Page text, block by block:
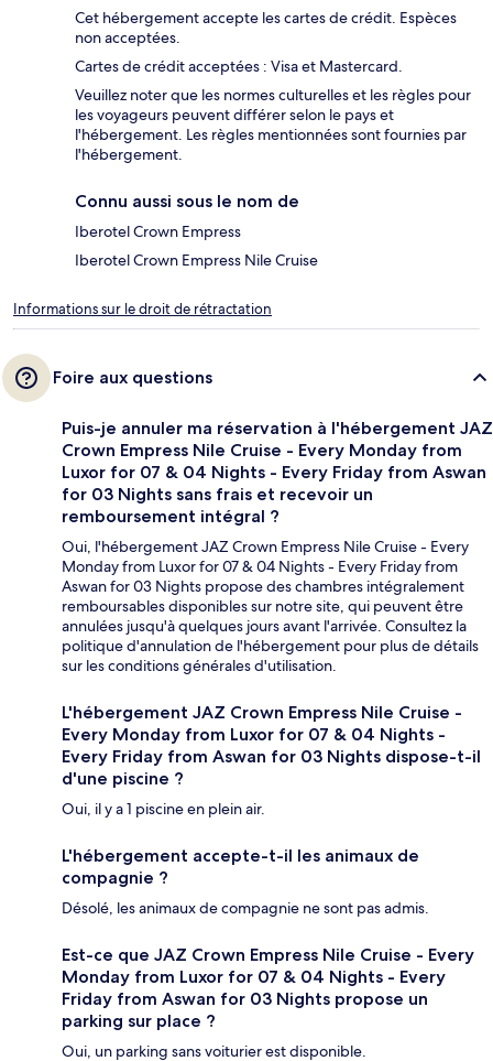
Cet hébergement accepte les cartes de crédit. Espèces
non acceptées.
Cartes de crédit acceptées : Visa et Mastercard.
Veuillez noter que les normes culturelles et les règles pour
les voyageurs peuvent différer selon le pays et
l'hébergement. Les règles mentionnées sont fournies par
l'hébergement.
Connu aussi sous le nom de
Iberotel Crown Empress
Iberotel Crown Empress Nile Cruise
Informations sur le droit de rétractation
Foire aux questions
Puis-je annuler ma réservation à l'hébergement JAZ
Crown Empress Nile Cruise - Every Monday from
Luxor for 07 & 04 Nights - Every Friday from Aswan
for 03 Nights sans frais et recevoir un
remboursement intégral ?
Oui, l'hébergement JAZ Crown Empress Nile Cruise - Every
Monday from Luxor for 07 & 04 Nights - Every Friday from
Aswan for 03 Nights propose des chambres intégralement
remboursables disponibles sur notre site, qui peuvent être
annulées jusqu'à quelques jours avant l'arrivée. Consultez la
politique d'annulation de l'hébergement pour plus de détails
sur les conditions générales d'utilisation.
L'hébergement JAZ Crown Empress Nile Cruise -
Every Monday from Luxor for 07 & 04 Nights -
Every Friday from Aswan for 03 Nights dispose-t-il
d'une piscine ?
Oui, il y a 1 piscine en plein air.
L'hébergement accepte-t-il les animaux de
compagnie ?
Désolé, les animaux de compagnie ne sont pas admis.
Est-ce que JAZ Crown Empress Nile Cruise - Every
Monday from Luxor for 07 & 04 Nights - Every
Friday from Aswan for 03 Nights propose un
parking sur place ?
Oui, un parking sans voiturier est disponible.